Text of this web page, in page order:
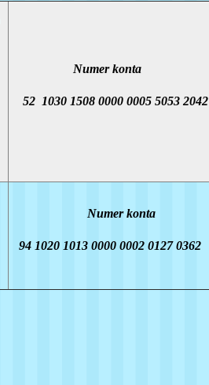
Numer konta
52 1030 1508 0000 0005 5053 2042
Numer konta
94 1020 1013 0000 0002 0127 0362